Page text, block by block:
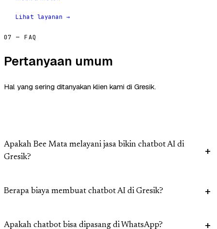
Lihat layanan →
07 — FAQ
Pertanyaan umum
Hal yang sering ditanyakan klien kami di Gresik.
Apakah Bee Mata melayani jasa bikin chatbot AI di
Gresik?
Berapa biaya membuat chatbot AI di Gresik?
Apakah chatbot bisa dipasang di WhatsApp?